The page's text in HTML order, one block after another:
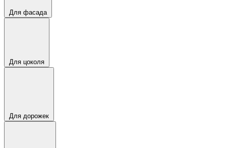
Для фасада
Для цоколя
Для дорожек